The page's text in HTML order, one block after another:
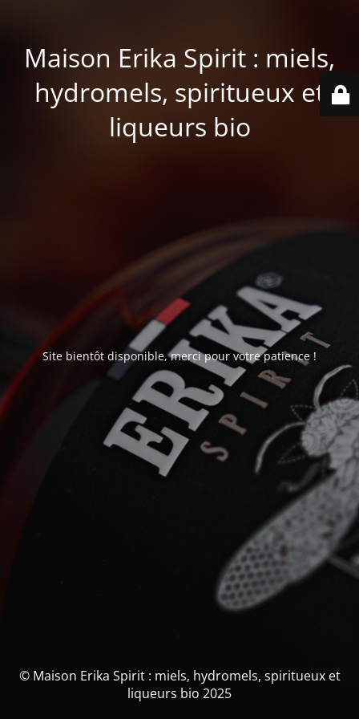
Maison Erika Spirit : miels,
hydromels, spiritueux et
liqueurs bio
Site bientôt disponible, merci pour votre patience !
© Maison Erika Spirit : miels, hydromels, spiritueux et
liqueurs bio 2025